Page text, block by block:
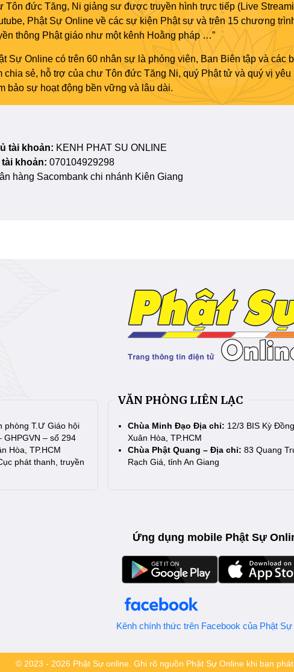
Tôn đức Tăng, Ni giảng sư được truyền hình trực tiếp (Live
Phật Sự Online về các sự kiện Phật sự và trên 15 chương
thông Phật giáo như một kênh Hoằng pháp …”
Sự Online có trên 60 nhân sự là phóng viên, Ban Biên tập và các
chia sẻ, hỗ trợ của chư Tôn đức Tăng Ni, quý Phật tử và quý vị
bảo sự hoạt động bền vững và lâu dài.
tài khoản: KENH PHAT SU ONLINE
tài khoản: 070104929298
hàng Sacombank chi nhánh Kiên Giang
phòng T.Ư Giáo hội
GHPGVN – số 294
Hòa, TP.HCM
phát thanh, truyền
VĂN PHÒNG LIÊN LẠC
Chùa Minh Đạo Địa chỉ: 12/3 BIS Kỳ
Xuân Hòa, TP.HCM
Chùa Phật Quang – Địa chỉ: 83 Quang
Rạch Giá, tỉnh An Giang
Ứng dụng mobile Phật Sự
Kênh chính thức trên Facebook của Phật Sự
© 2023 - 2026 Phật Sự online. Ghi rõ nguồn Phật Sự Online khi bạn